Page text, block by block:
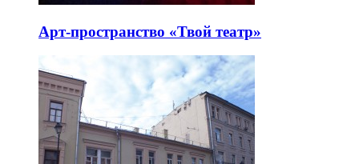
Арт-пространство «Твой театр»